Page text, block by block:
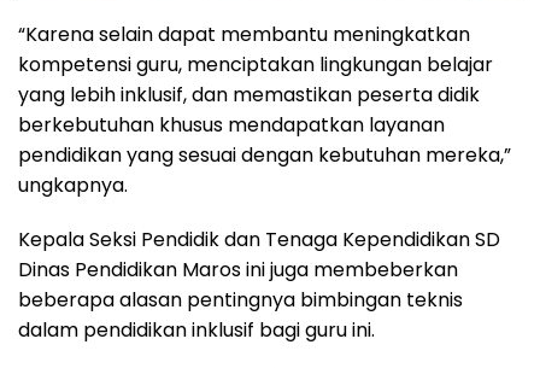
“Karena selain dapat membantu meningkatkan
kompetensi guru, menciptakan lingkungan belajar
yang lebih inklusif, dan memastikan peserta didik
berkebutuhan khusus mendapatkan layanan
pendidikan yang sesuai dengan kebutuhan mereka,”
ungkapnya.
Kepala Seksi Pendidik dan Tenaga Kependidikan SD
Dinas Pendidikan Maros ini juga membeberkan
beberapa alasan pentingnya bimbingan teknis
dalam pendidikan inklusif bagi guru ini.